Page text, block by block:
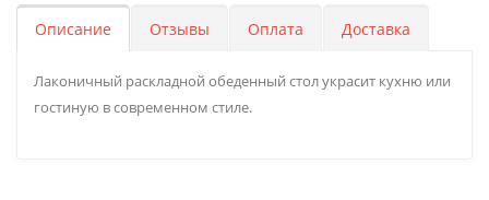
Описание Отзывы Оплата Доставка
Лаконичный раскладной обеденный стол украсит кухню или
гостиную в современном стиле.